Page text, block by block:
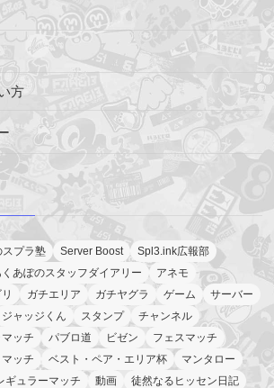
方
スプラ塾 Server Boost
Spl3.ink広報部
くあぽのスタッフダイアリー
アネモ
ガチエリア ガチヤグラ ゲーム
サーバー
ジャッジくん スタンプ
チャンネル
ッチ パブロ道 ビゼン
フェスマッチ
ッチ ベスト・ペア・エリア杯
マンタロー
ギュラーマッチ 動画
徒然なるヒッセン日記